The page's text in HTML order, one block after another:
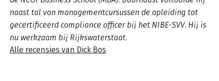
naast tal van managementcursussen de opleiding tot
gecertificeerd compliance officer bij het NIBE-SVV. Hij is
nu werkzaam bij Rijkswaterstaat.
Alle recensies van Dick Bos